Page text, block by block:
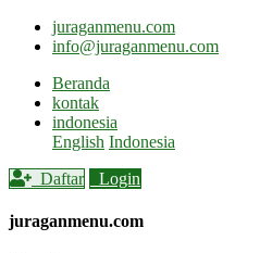
juraganmenu.com
info@juraganmenu.com
Beranda
kontak
indonesia
English Indonesia
Daftar
Login
juraganmenu.com